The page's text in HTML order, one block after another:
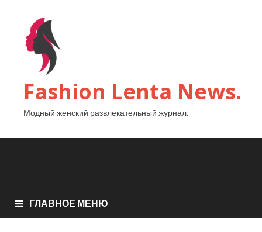
Fashion Lenta News.
Модный женский развлекательный журнал.
ГЛАВНОЕ МЕНЮ